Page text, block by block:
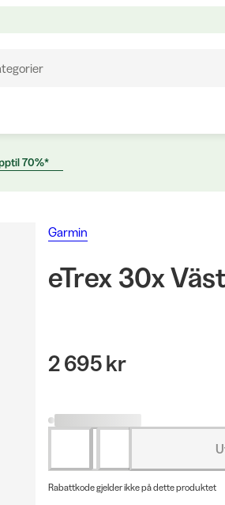
70%*
Garmin
eTrex 30x
2 695 kr
Rabattkode gjelder ikke på dette produktet